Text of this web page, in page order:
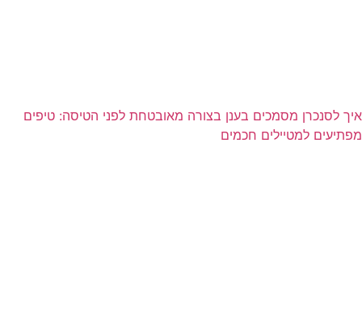
איך לסנכרן מסמכים בענן בצורה מאובטחת לפני הטיסה: טיפים
מפתיעים למטיילים חכמים